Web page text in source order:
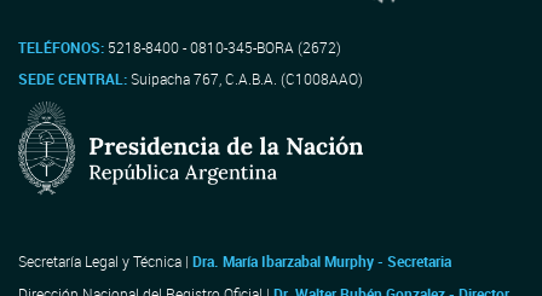
TELÉFONOS: 5218-8400 - 0810-345-BORA (2672)
SEDE CENTRAL:Suipacha 767, C.A.B.A. (C1008AAO)
Secretaría Legal y Técnica | Dra. María Ibarzabal Murphy - Secretaria